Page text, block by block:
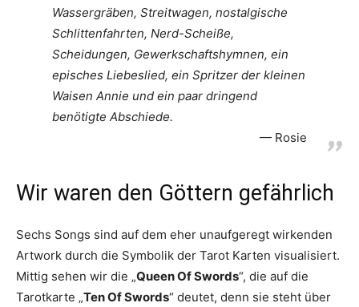
Wassergräben, Streitwagen, nostalgische
Schlittenfahrten, Nerd-Scheiße,
Scheidungen, Gewerkschaftshymnen, ein
episches Liebeslied, ein Spritzer der kleinen
Waisen Annie und ein paar dringend
benötigte Abschiede.
Rosie
Wir waren den Göttern gefährlich
Sechs Songs sind auf dem eher unaufgeregt wirkenden
Artwork durch die Symbolik der Tarot Karten visualisiert.
Mittig sehen wir die „Queen Of Swords“, die auf die
Tarotkarte „Ten Of Swords“ deutet, denn sie steht über